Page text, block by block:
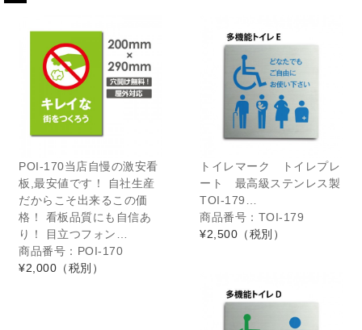
POI-170当店自慢の激安看
板,最安値です！ 自社生産
だからこそ出来るこの価
格！ 看板品質にも自信あ
り！ 目立つフォン…
商品番号：POI-170
¥2,000 （税別）
トイレマーク トイレプレ
ート 最高級ステンレス製
TOI-179…
商品番号：TOI-179
¥2,500 （税別）